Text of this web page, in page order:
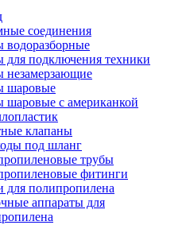
соединения
водоразборные
для подключения техники
незамерзающие
шаровые
шаровые с американкой
клапаны
под шланг
трубы
фитинги
для полипропилена
аппараты для